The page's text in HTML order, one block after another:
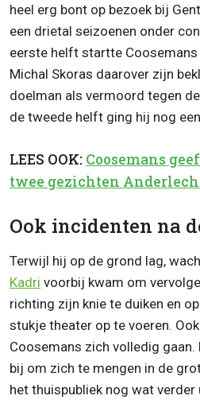
heel erg bont op bezoek bij
een drietal seizoenen onder
eerste helft startte
Michal Skoras daarover zijn
doelman als vermoord tegen
de tweede helft ging hij nog
LEES OOK: Coosemans
twee gezichten
Ook incidenten na
Terwijl hij op de grond lag,
Kadri voorbij kwam om
richting zijn knie te duiken en
stukje theater op te voeren.
Coosemans zich volledig gaan.
bij om zich te mengen in de
het thuispubliek nog wat verder